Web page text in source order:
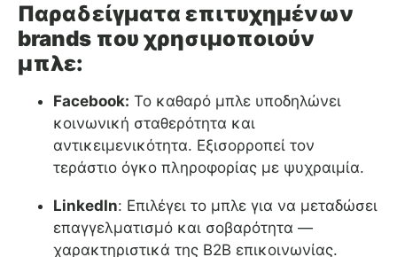
Παραδείγματα επιτυχημένων
brands που χρησιμοποιούν
μπλε:
Facebook: Το καθαρό μπλε υποδηλώνει
κοινωνική σταθερότητα και
αντικειμενικότητα. Εξισορροπεί τον
τεράστιο όγκο πληροφορίας με ψυχραιμία.
LinkedIn: Επιλέγει το μπλε για να μεταδώσει
επαγγελματισμό και σοβαρότητα —
χαρακτηριστικά της B2B επικοινωνίας.